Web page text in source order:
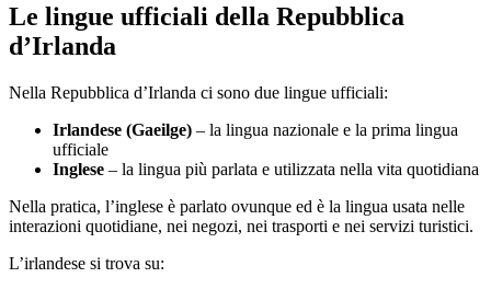
Le lingue ufficiali della Repubblica
d’Irlanda
Nella Repubblica d’Irlanda ci sono due lingue ufficiali:
Irlandese (Gaeilge) – la lingua nazionale e la prima lingua
ufficiale
Inglese – la lingua più parlata e utilizzata nella vita quotidiana
Nella pratica, l’inglese è parlato ovunque ed è la lingua usata nelle
interazioni quotidiane, nei negozi, nei trasporti e nei servizi turistici.
L’irlandese si trova su: